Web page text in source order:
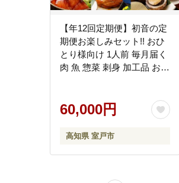
【年12回定期便】初音の定
期便お楽しみセット!! おひ
とり様向け 1人前 毎月届く
肉 魚 惣菜 刺身 加工品 おか
60,000円
高知県 室戸市